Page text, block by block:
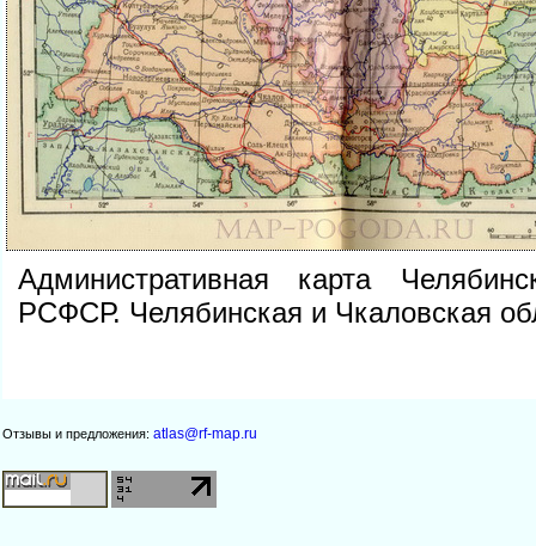
Административная карта
РСФСР. Челябинская и Чкаловская
Отзывы и предложения: atlas@rf-map.ru